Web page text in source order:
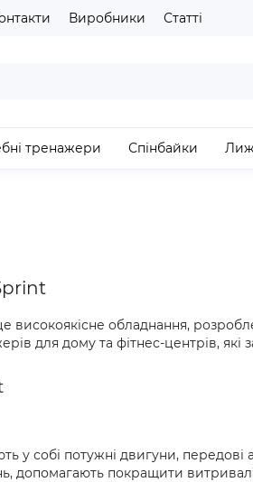
Виробники Статті
тренажери Спінбайки
обладнання,
для дому та фітнес-центрів, які
у собі потужні двигуни,
допомагають покращити